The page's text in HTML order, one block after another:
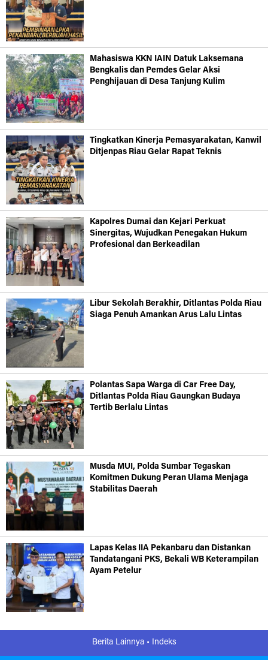
Mahasiswa KKN IAIN Datuk Laksemana
Bengkalis dan Pemdes Gelar Aksi
Penghijauan di Desa Tanjung Kulim
Tingkatkan Kinerja Pemasyarakatan, Kanwil
Ditjenpas Riau Gelar Rapat Teknis
Kapolres Dumai dan Kejari Perkuat
Sinergitas, Wujudkan Penegakan Hukum
Profesional dan Berkeadilan
Libur Sekolah Berakhir, Ditlantas Polda Riau
Siaga Penuh Amankan Arus Lalu Lintas
Polantas Sapa Warga di Car Free Day,
Ditlantas Polda Riau Gaungkan Budaya
Tertib Berlalu Lintas
Musda MUI, Polda Sumbar Tegaskan
Komitmen Dukung Peran Ulama Menjaga
Stabilitas Daerah
Lapas Kelas IIA Pekanbaru dan Distankan
Tandatangani PKS, Bekali WB Keterampilan
Ayam Petelur
Berita Lainnya • Indeks